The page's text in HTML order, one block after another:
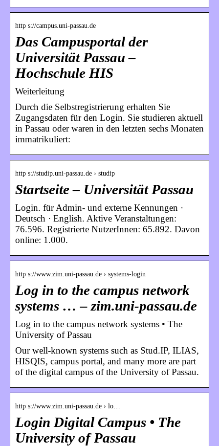
http s://campus.uni-passau.de
Das Campusportal der
Universität Passau –
Hochschule HIS
Weiterleitung
Durch die Selbstregistrierung erhalten Sie
Zugangsdaten für den Login. Sie studieren aktuell
in Passau oder waren in den letzten sechs Monaten
immatrikuliert:
http s://studip.uni-passau.de › studip
Startseite – Universität Passau
Login. für Admin- und externe Kennungen ·
Deutsch · English. Aktive Veranstaltungen:
76.596. Registrierte NutzerInnen: 65.892. Davon
online: 1.000.
http s://www.zim.uni-passau.de › systems-login
Log in to the campus network
systems … – zim.uni-passau.de
Log in to the campus network systems • The
University of Passau
Our well-known systems such as Stud.IP, ILIAS,
HISQIS, campus portal, and many more are part
of the digital campus of the University of Passau.
http s://www.zim.uni-passau.de › lo…
Login Digital Campus • The
University of Passau